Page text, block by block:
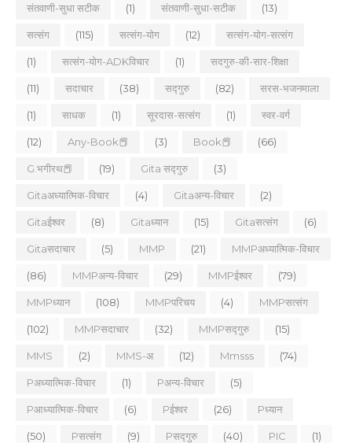
संतवाणी-सुधा सटीक (1) संतवाणी-सुधा-सटीक (13)
सत्संग (115) सत्संग-योग (12) सत्संग-योग-सत्संग
(1) सत्संग-योग-ADKविचार (1) सदगुरु-की-सार-शिक्षा
(11) सदाचार (38) सद्गुरु (82) सरस-भजनमाला
(1) साधक (1) सूरदास-सत्संग (1) स्वर-वर्ग
(12) Any-Book📕 (3) Book📕 (66)
G.भगीरथ📕 (19) Gita सद्गुरु (3)
Gitaअध्यात्मिक-विचार (4) Gitaअन्य-विचार (2)
Gitaईश्वर (8) Gitaध्यान (15) Gitaसत्संग (6)
Gitaसदाचार (5) MMP (21) MMPअध्यात्मिक-विचार
(86) MMPअन्य-विचार (29) MMPईश्वर (79)
MMPध्यान (108) MMPपरिचय (4) MMPसत्संग
(102) MMPसदाचार (32) MMPसद्गुरु (15)
MMS (2) MMS-अ (12) Mmsss (74)
Pअध्यात्मिक-विचार (1) Pअन्य-विचार (5)
Pआध्यात्मिक-विचार (6) Pईश्वर (26) Pध्यान
(50) Pसत्संग (9) Pसद्गुरु (40) PIC (1)